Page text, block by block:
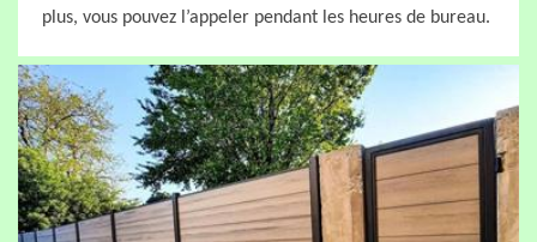
plus, vous pouvez l’appeler pendant les heures de bureau.